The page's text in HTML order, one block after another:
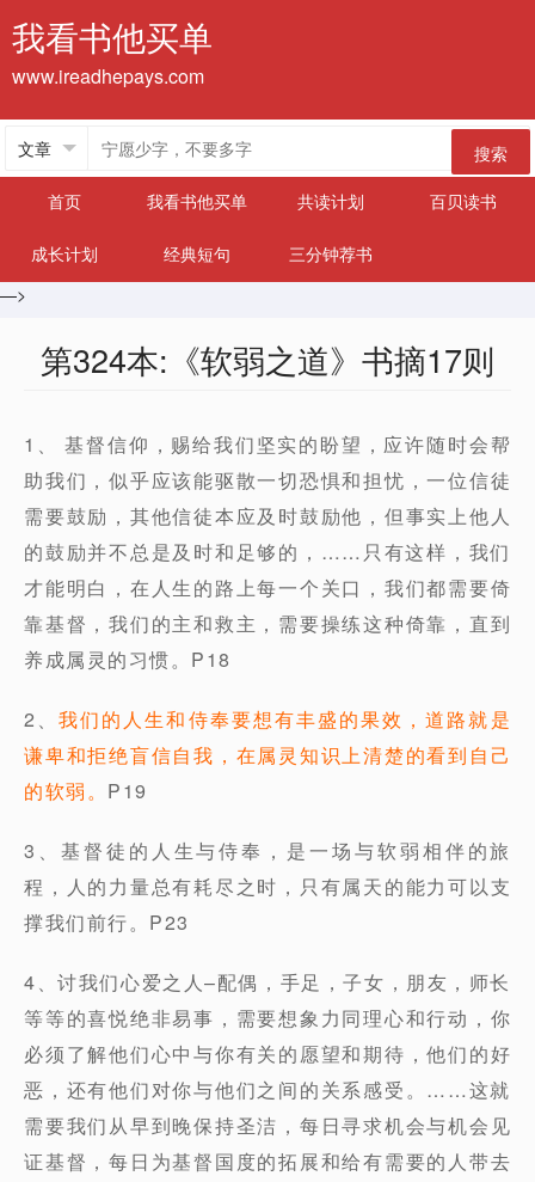
我看书他买单
www.ireadhepays.com
搜索
首页
我看书他买单 共读计划 百贝读书
成长计划 经典短句
三分钟荐书
—>
第324本:《软弱之道》书摘17则
1、 基督信仰，赐给我们坚实的盼望，应许随时会帮
助我们，似乎应该能驱散一切恐惧和担忧，一位信徒
需要鼓励，其他信徒本应及时鼓励他，但事实上他人
的鼓励并不总是及时和足够的，……只有这样，我们
才能明白，在人生的路上每一个关口，我们都需要倚
靠基督，我们的主和救主，需要操练这种倚靠，直到
养成属灵的习惯。P18
2、我们的人生和侍奉要想有丰盛的果效，道路就是
谦卑和拒绝盲信自我，在属灵知识上清楚的看到自己
的软弱。 P19
3、基督徒的人生与侍奉，是一场与软弱相伴的旅
程，人的力量总有耗尽之时，只有属天的能力可以支
撑我们前行。P23
4、讨我们心爱之人–配偶，手足，子女，朋友，师长
等等的喜悦绝非易事，需要想象力同理心和行动，你
必须了解他们心中与你有关的愿望和期待，他们的好
恶，还有他们对你与他们之间的关系感受。……这就
需要我们从早到晚保持圣洁，每日寻求机会与机会见
证基督，每日为基督国度的拓展和给有需要的人带去